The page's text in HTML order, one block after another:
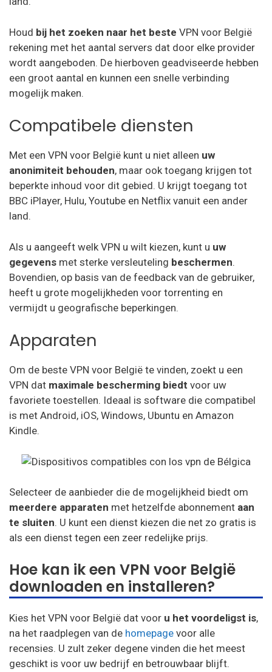
Houd bij het zoeken naar het beste VPN voor België
rekening met het aantal servers dat door elke provider
wordt aangeboden. De hierboven geadviseerde hebben
een groot aantal en kunnen een snelle verbinding
mogelijk maken.
Compatibele diensten
Met een VPN voor België kunt u niet alleen uw
anonimiteit behouden, maar ook toegang krijgen tot
beperkte inhoud voor dit gebied. U krijgt toegang tot
BBC iPlayer, Hulu, Youtube en Netflix vanuit een ander
land.
Als u aangeeft welk VPN u wilt kiezen, kunt u uw
gegevens met sterke versleuteling beschermen.
Bovendien, op basis van de feedback van de gebruiker,
heeft u grote mogelijkheden voor torrenting en
vermijdt u geografische beperkingen.
Apparaten
Om de beste VPN voor België te vinden, zoekt u een
VPN dat maximale bescherming biedt voor uw
favoriete toestellen. Ideaal is software die compatibel
is met Android, iOS, Windows, Ubuntu en Amazon
Kindle.
Selecteer de aanbieder die de mogelijkheid biedt om
meerdere apparaten met hetzelfde abonnement aan
te sluiten. U kunt een dienst kiezen die net zo gratis is
als een dienst tegen een zeer redelijke prijs.
Hoe kan ik een VPN voor België
downloaden en installeren?
Kies het VPN voor België dat voor u het voordeligst is,
na het raadplegen van de homepage voor alle
recensies. U zult zeker degene vinden die het meest
geschikt is voor uw bedrijf en betrouwbaar blijft.